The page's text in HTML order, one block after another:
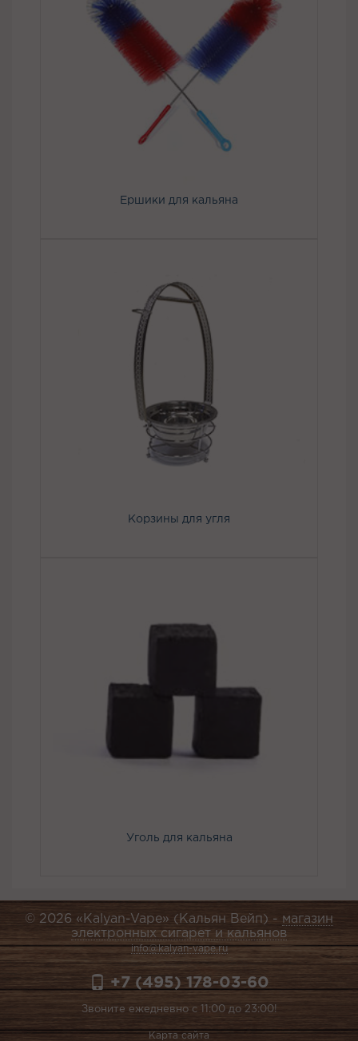
Ершики для кальяна
Корзины для угля
Уголь для кальяна
© 2026 «Kalyan-Vape» (Кальян Вейп) - магазин
электронных сигарет и кальянов
info@kalyan-vape.ru
+7 (495) 178-03-60
Звоните ежедневно с 11:00 до 23:00!
Карта сайта